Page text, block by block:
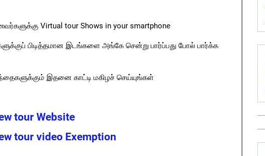
Virtual tour Shows in your smartphone
பிடித்தமான இடங்களை அங்கே சென்று பார்ப்பது போல் பார்க்க
இதனை காட்டி மகிழச் செய்யுங்கள்
tour Website
tour video Exemption